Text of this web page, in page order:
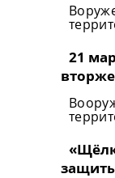
21